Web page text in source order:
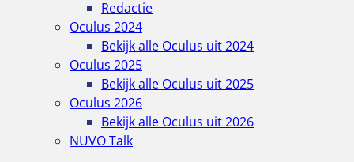
Redactie
Oculus 2024
Bekijk alle Oculus uit 2024
Oculus 2025
Bekijk alle Oculus uit 2025
Oculus 2026
Bekijk alle Oculus uit 2026
NUVO Talk